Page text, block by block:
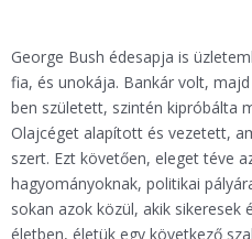
George Bush édesapja is
fia, és unokája. Bankár volt,
ben született, szintén kipróbálta
Olajcéget alapított és vezetett,
szert. Ezt követően, eleget téve
hagyományoknak, politikai
sokan azok közül, akik sikeresek
életben, életük egy következő